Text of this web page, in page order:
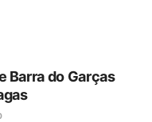
Barra do Garças